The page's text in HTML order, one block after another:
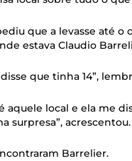
que a levasse até o
estava Claudio
que tinha 14”,
local e ela me
surpresa”, acrescentou.
Barrelier.